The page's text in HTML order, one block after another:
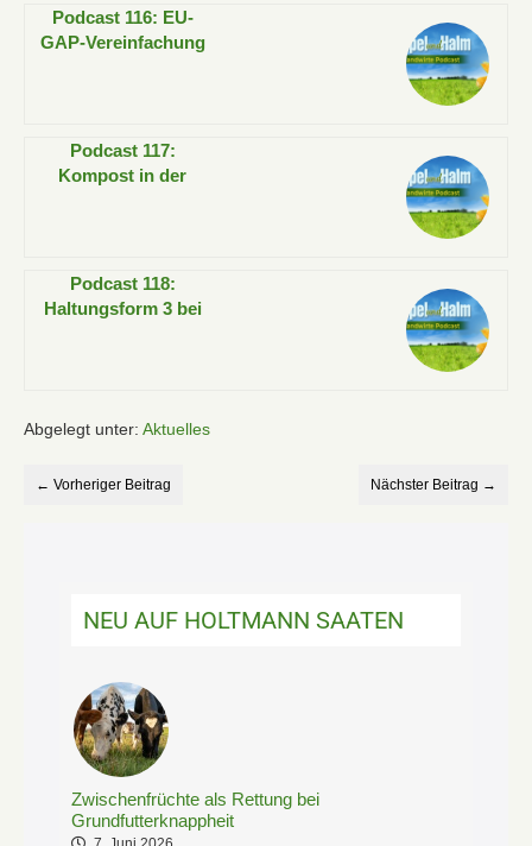
Podcast 116: EU-
GAP-Vereinfachung
Podcast 117:
Kompost in der
Podcast 118:
Haltungsform 3 bei
Abgelegt unter: Aktuelles
← Vorheriger Beitrag Nächster Beitrag →
NEU AUF HOLTMANN SAATEN
Zwischenfrüchte als Rettung bei
Grundfutterknappheit